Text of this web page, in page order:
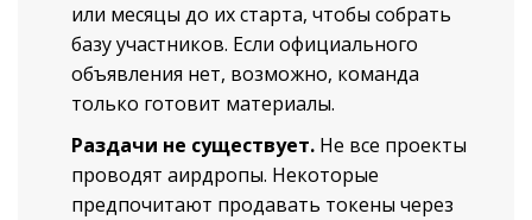
или месяцы до их старта, чтобы собрать
базу участников. Если официального
объявления нет, возможно, команда
только готовит материалы.
Раздачи не существует. Не все проекты
проводят аирдропы. Некоторые
предпочитают продавать токены через